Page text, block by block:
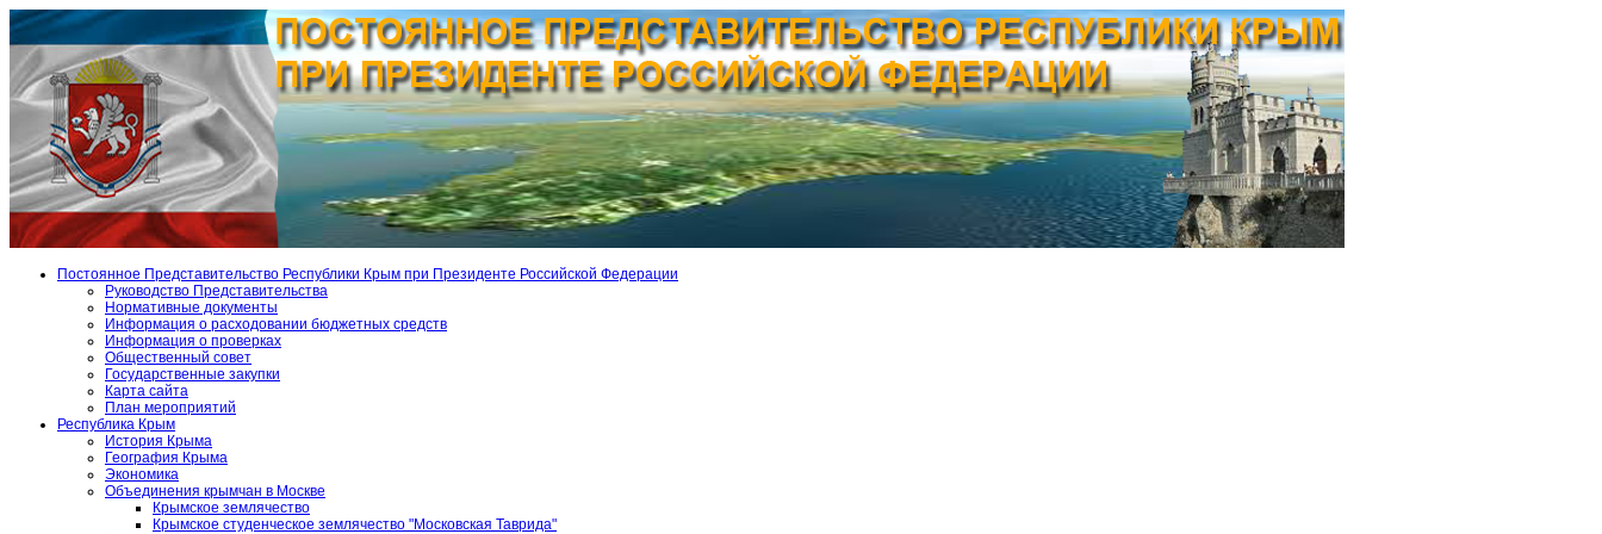
Постоянное Представительство Республики Крым при Президенте Российской Федерации
Руководство Представительства
Нормативные документы
Информация о расходовании бюджетных средств
Информация о проверках
Общественный совет
Государственные закупки
Карта сайта
План мероприятий
Республика Крым
История Крыма
География Крыма
Экономика
Объединения крымчан в Москве
Крымское землячество
Крымское студенческое землячество "Московская Таврида"